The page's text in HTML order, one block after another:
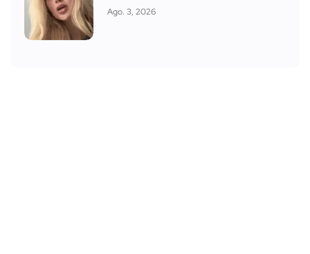
Ago. 3, 2026